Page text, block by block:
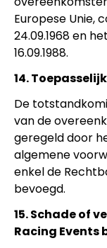
Europese Unie,
24.09.1968 en
16.09.1988.
14.
De
van de
geregeld door
algemene
enkel de
bevoegd.
15. Schade of
Racing Events